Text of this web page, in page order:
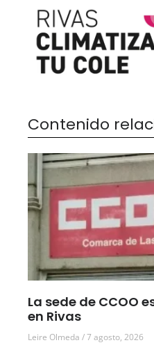
Contenido
La sede de CCOO
en Rivas
Leire Olmeda 7 agosto, 2026